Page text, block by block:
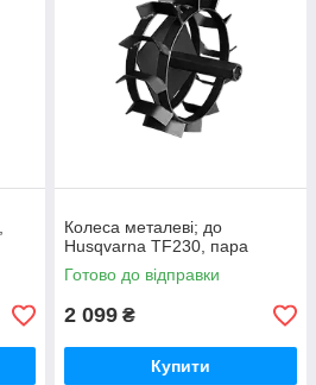
Колеса металеві; до
Husqvarna TF230, пара
Готово до відправки
2 099 ₴
Купити